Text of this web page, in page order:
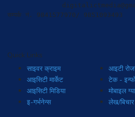
सम्पर्क नं. 9841577970/ 9851093493
Quick Links
साइवर क्राइम
आइसिटी मार्केट
आइसिटी मिडिया
इ-गर्भनेन्स
आइटी
टेक -
मोबाइल
लेख/बिचार